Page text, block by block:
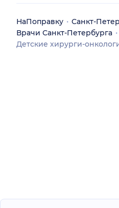
НаПоправку
Санкт-
Врачи Санкт-Петербурга
Детские хирурги-